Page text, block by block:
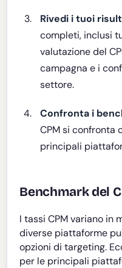
Rivedi i tuoi
completi, inclusi
valutazione del
campagna e i
settore.
Confronta i
CPM si confronta
principali
Benchmark del
I tassi CPM variano in
diverse piattaforme
opzioni di targeting.
per le principali